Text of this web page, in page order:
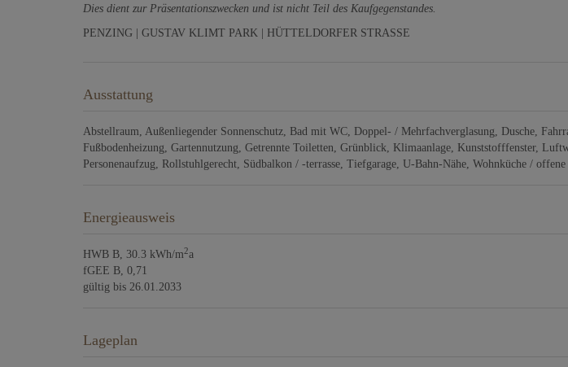
Dies dient zur Präsentationszwecken und ist nicht Teil des Kaufgegenstandes.
PENZING | GUSTAV KLIMT PARK | HÜTTELDORFER STRASSE
Ausstattung
Abstellraum Außenliegender Sonnenschutz Bad mit WC Doppel- / Mehrfachverglasung Dusche
Fußbodenheizung Gartennutzung Getrennte Toiletten Grünblick Klimaanlage Kunststofffenster
Personenaufzug
Rollstuhlgerecht Südbalkon / -terrasse Tiefgarage U-Bahn-Nähe Wohnküche /
Energieausweis
HWB B, 30.3 kWh/m2a
fGEE B, 0,71
gültig bis 26.01.2033
Lageplan